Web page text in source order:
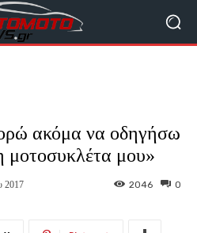
ακόμα να οδηγήσω
μοτοσυκλέτα μου»
2017 0
2046